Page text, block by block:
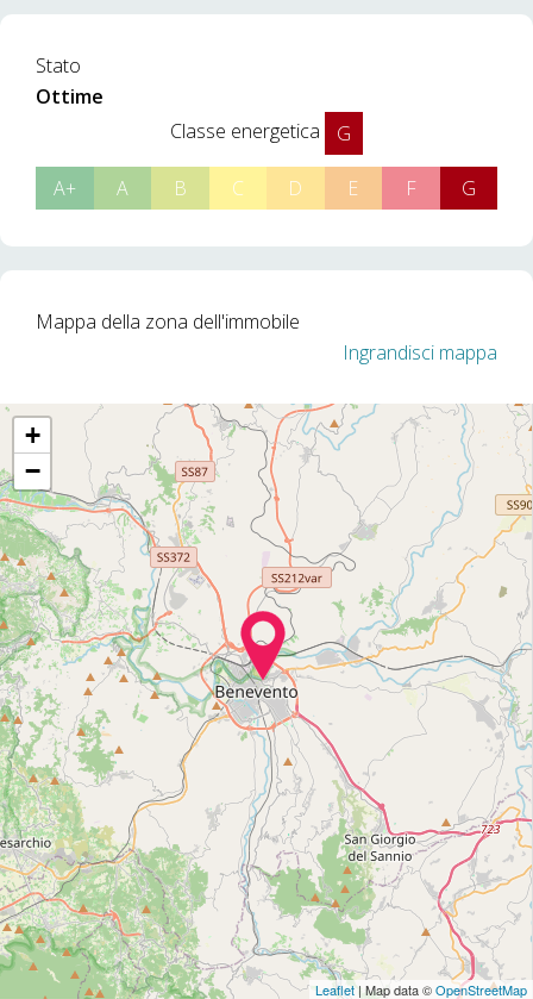
Stato
Ottime
Classe energetica
G
A+ A B C D E F G
Mappa della zona dell'immobile
Ingrandisci mappa
+
−
Leaflet | Map data ©OpenStreetMap